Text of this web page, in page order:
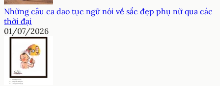
Những câu ca dao tục ngữ nói về sắc đẹp phụ nữ qua các
thời đại
01/07/2026